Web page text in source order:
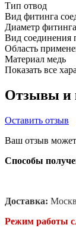
Тип отвод
Вид фитинга
Диаметр фитинга
Вид соединения
Область
Материал медь
Показать все
Отзывы и
Оставить отзыв
Ваш отзыв
Способы
Доставка:
Режим работы